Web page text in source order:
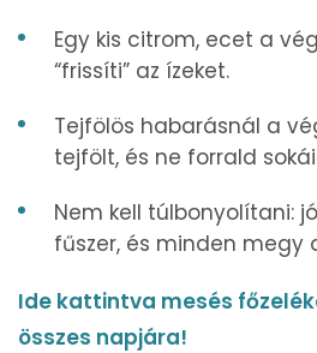
Egy kis citrom, ecet a
“frissíti” az ízeket.
Tejfölös habarásnál a
tejfölt, és ne forrald
Nem kell túlbonyolítani:
fűszer, és minden megy
Ide kattintva mesés
összes napjára!